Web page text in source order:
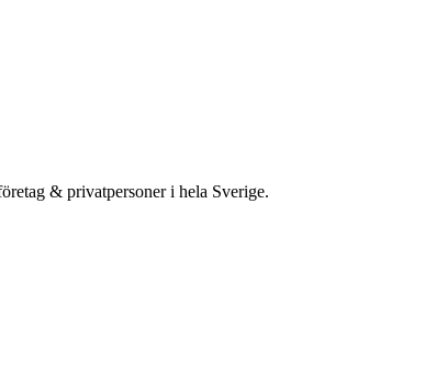
& privatpersoner i hela Sverige.